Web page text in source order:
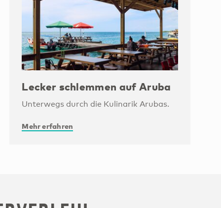
Lecker schlemmen auf Aruba
Unterwegs durch die Kulinarik Arubas.
Mehr erfahren